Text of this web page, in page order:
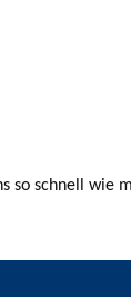
so schnell wie